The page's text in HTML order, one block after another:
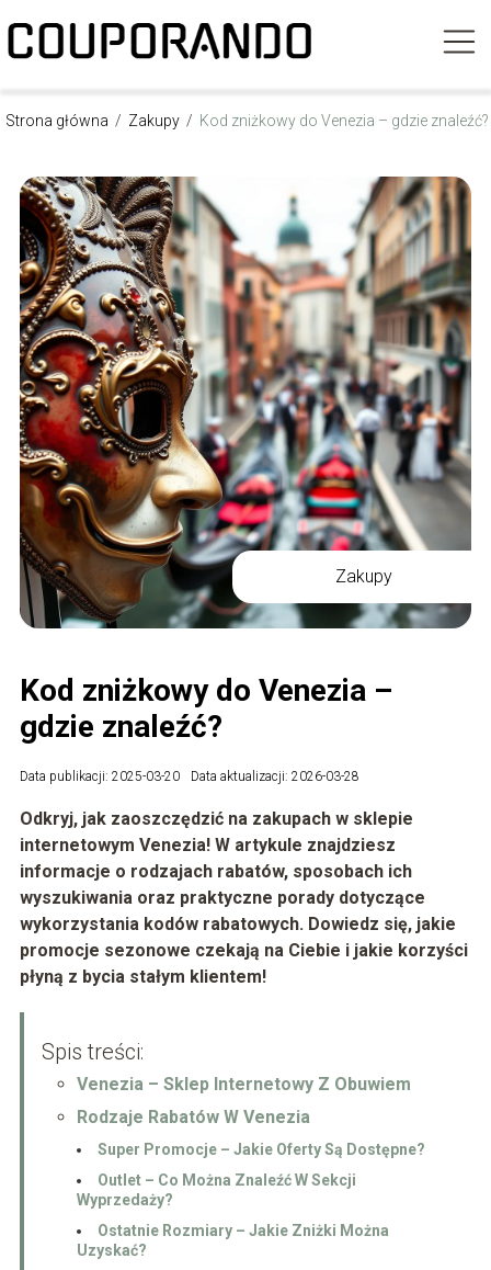
Strona główna / Zakupy / Kod zniżkowy do Venezia – gdzie znaleźć?
Zakupy
Kod zniżkowy do Venezia –
gdzie znaleźć?
Data publikacji: 2025-03-20 Data aktualizacji: 2026-03-28
Odkryj, jak zaoszczędzić na zakupach w sklepie
internetowym Venezia! W artykule znajdziesz
informacje o rodzajach rabatów, sposobach ich
wyszukiwania oraz praktyczne porady dotyczące
wykorzystania kodów rabatowych. Dowiedz się, jakie
promocje sezonowe czekają na Ciebie i jakie korzyści
płyną z bycia stałym klientem!
Spis treści:
Venezia – Sklep Internetowy Z Obuwiem
Rodzaje Rabatów W Venezia
Super Promocje – Jakie Oferty Są Dostępne?
Outlet – Co Można Znaleźć W Sekcji
Wyprzedaży?
Ostatnie Rozmiary – Jakie Zniżki Można
Uzyskać?